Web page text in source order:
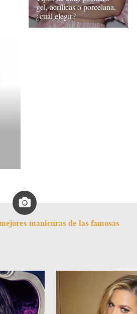
gel, acrílicas o porcelana,
¿cuál elegir?
manicuras de las famosas